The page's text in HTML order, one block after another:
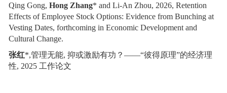
Qing Gong, Hong Zhang* and Li-An Zhou, 2026, Retention
Effects of Employee Stock Options: Evidence from Bunching at
Vesting Dates, forthcoming in Economic Development and
Cultural Change.
张红*,管理无能, 抑或激励有功？ ——“彼得原理”的经济理
性, 2025 工作论文